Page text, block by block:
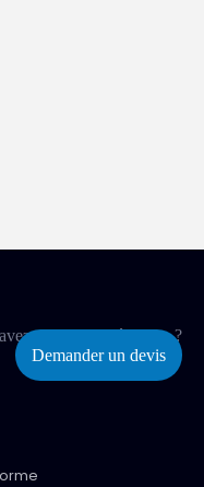
un projet spécifique ?
Demander un devis